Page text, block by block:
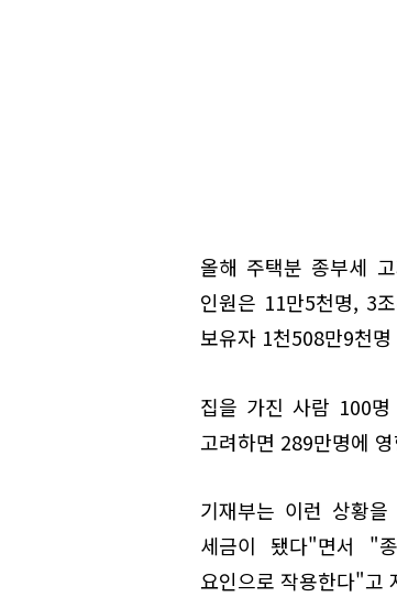
올해 주택분 종부세
인원은 11만5천명, 3
보유자 1천508만9천
집을 가진 사람 100
고려하면 289만명에
기재부는 이런 상황
세금이 됐다"면서 "
요인으로 작용한다"고